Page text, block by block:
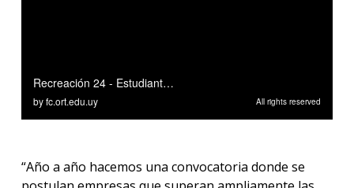
“Año a año hacemos una convocatoria donde se